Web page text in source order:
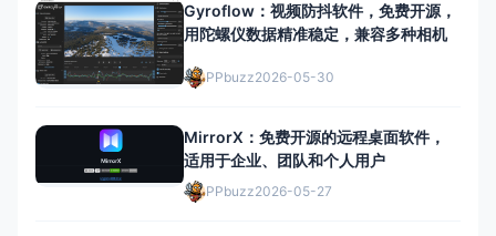
Gyroflow：视频防抖软件，免费开源，
用陀螺仪数据精准稳定，兼容多种相机
PPbuzz2026-05-30
MirrorX：免费开源的远程桌面软件，
适用于企业、团队和个人用户
PPbuzz2026-05-27